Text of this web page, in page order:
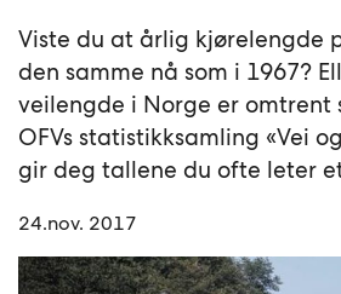
Viste du at årlig kjørelengde
den samme nå som i 1967?
veilengde i Norge er omtrent
OFVs statistikksamling «Vei
gir deg tallene du ofte leter
24.nov. 2017